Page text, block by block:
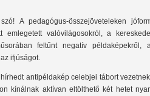
A pedagógus-összejöveteleken
emlegetett valóvilágosokról, a
feltűnt negatív példaképekről,
ifjúságot.
antipéldakép celebjei tábort
kínálnak aktívan eltölthető két hetet